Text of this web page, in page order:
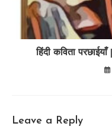
हिंदी कविता
Leave a Reply